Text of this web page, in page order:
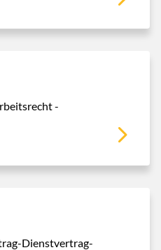
-
Dienstvertrag-